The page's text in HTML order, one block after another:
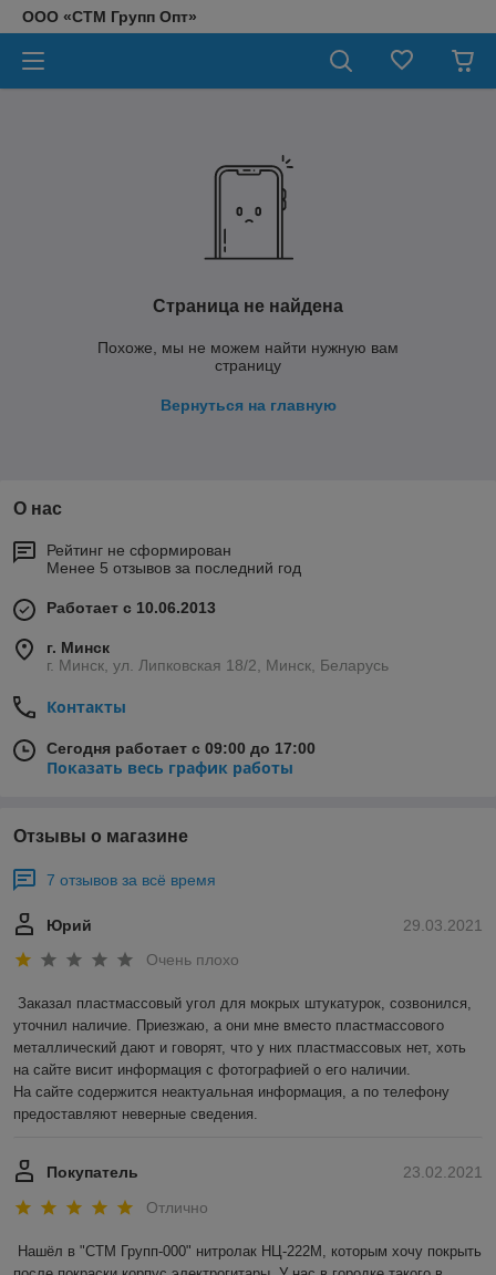
ООО «СТМ Групп Опт»
Страница не найдена
Похоже, мы не можем найти нужную вам
страницу
Вернуться на главную
О нас
Рейтинг не сформирован
Менее 5 отзывов за последний год
Работает с 10.06.2013
г. Минск
г. Минск, ул. Липковская 18/2, Минск, Беларусь
Контакты
Сегодня работает с 09:00 до 17:00
Показать весь график работы
Отзывы о магазине
7 отзывов за всё время
29.03.2021
Юрий
Очень плохо
Заказал пластмассовый угол для мокрых штукатурок, созвонился,
уточнил наличие. Приезжаю, а они мне вместо пластмассового
металлический дают и говорят, что у них пластмассовых нет, хоть
на сайте висит информация с фотографией о его наличии.
На сайте содержится неактуальная информация, а по телефону
предоставляют неверные сведения.
23.02.2021
Покупатель
Отлично
Нашёл в "СТМ Групп-000" нитролак НЦ-222М, которым хочу покрыть